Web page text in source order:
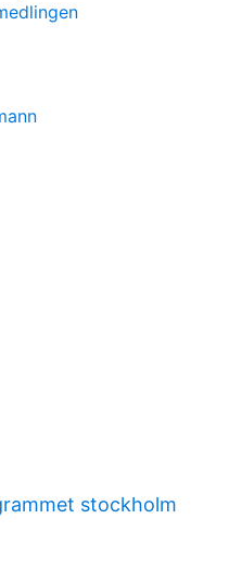
stockholm